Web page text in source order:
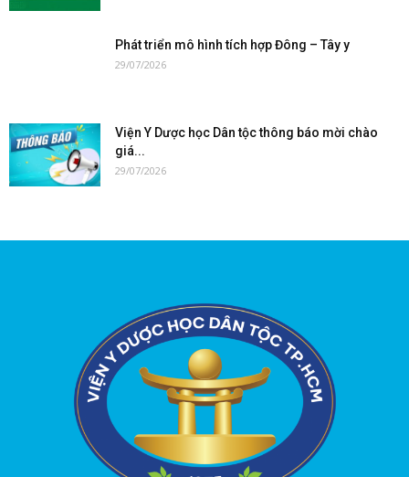
Phát triển mô hình tích hợp Đông – Tây y
29/07/2026
Viện Y Dược học Dân tộc thông báo mời chào
giá...
29/07/2026